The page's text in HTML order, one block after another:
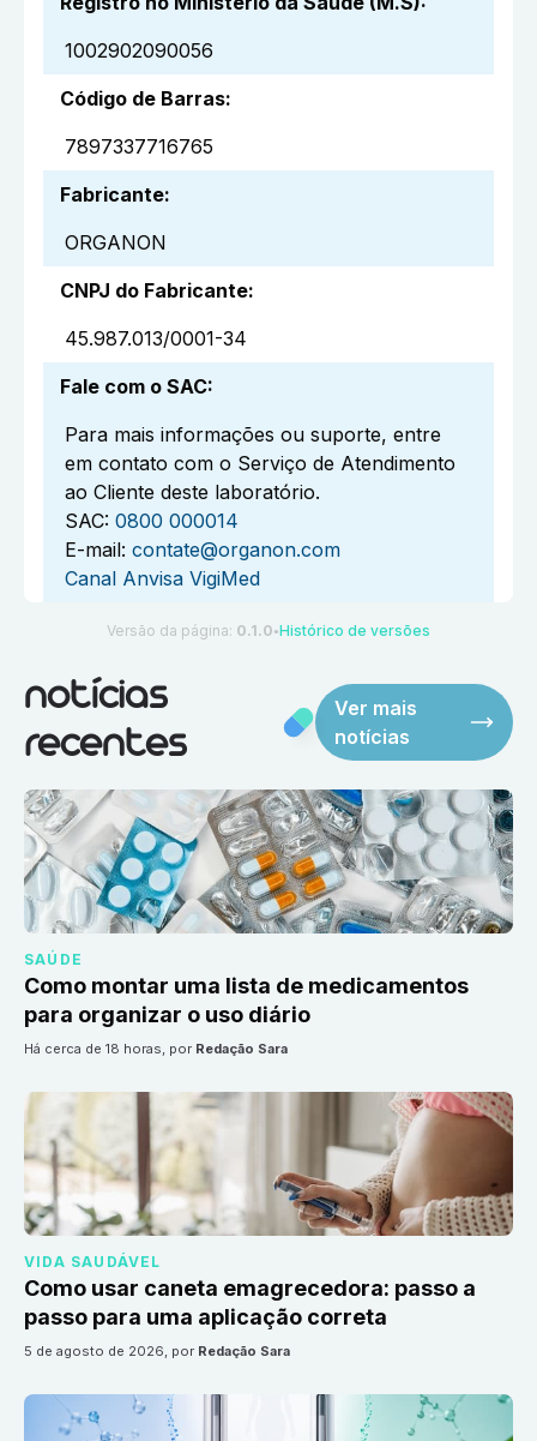
1002902090056
Código de Barras:
7897337716765
Fabricante:
ORGANON
CNPJ do Fabricante:
45.987.013/0001-34
Fale com o SAC:
Para mais informações ou suporte, entre
em contato com o Serviço de Atendimento
ao Cliente deste laboratório.
SAC: 0800 000014
E-mail: contate@organon.com
Canal Anvisa VigiMed
Versão da página: 0.1.0 ●Histórico de versões
notícias
recentes
Ver mais
notícias
SAÚDE
Como montar uma lista de medicamentos
para organizar o uso diário
há cerca de 18 horas, por Redação Sara
VIDA SAUDÁVEL
Como usar caneta emagrecedora: passo a
passo para uma aplicação correta
5 de agosto de 2026, por Redação Sara